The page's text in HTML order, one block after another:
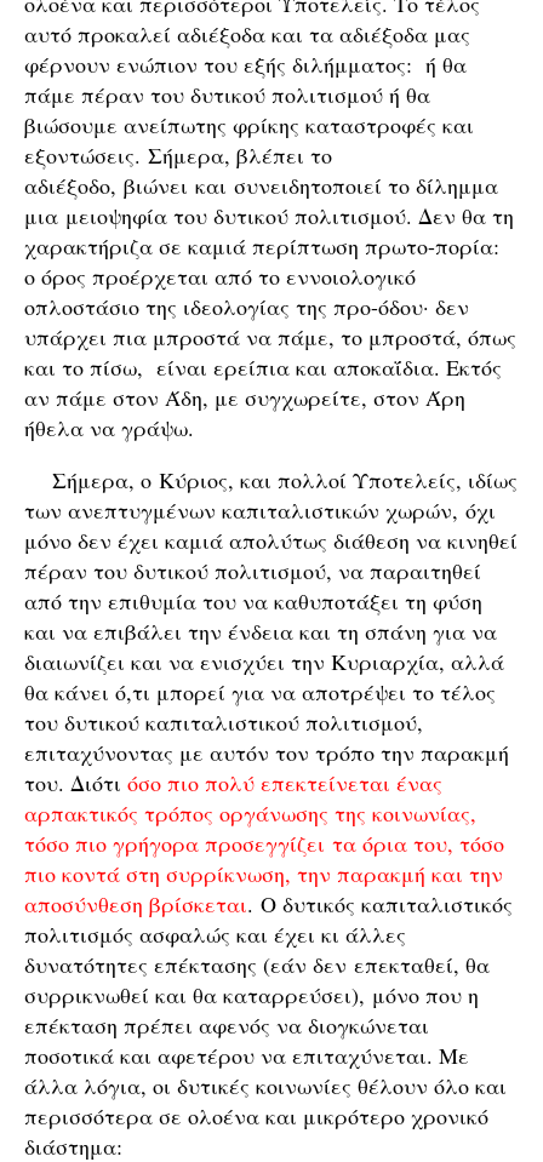
αυτό προκαλεί αδιέξοδα και τα αδιέξοδα μας
φέρνουν ενώπιον του εξής διλήμματος: ή θα
πάμε πέραν του δυτικού πολιτισμού ή θα
βιώσουμε ανείπωτης φρίκης καταστροφές και
εξοντώσεις. Σήμερα, βλέπει το
αδιέξοδο, βιώνει και συνειδητοποιεί το δίλημμα
μια μειοψηφία του δυτικού πολιτισμού. Δεν θα τη
χαρακτήριζα σε καμιά περίπτωση πρωτο-πορία:
ο όρος προέρχεται από το εννοιολογικό
οπλοστάσιο της ιδεολογίας της προ-όδου· δεν
υπάρχει πια μπροστά να πάμε, το μπροστά, όπως
και το πίσω, είναι ερείπια και αποκαΐδια. Εκτός
αν πάμε στον Άδη, με συγχωρείτε, στον Άρη
ήθελα να γράψω.
Σήμερα, ο Κύριος, και πολλοί Υποτελείς, ιδίως
των ανεπτυγμένων καπιταλιστικών χωρών, όχι
μόνο δεν έχει καμιά απολύτως διάθεση να κινηθεί
πέραν του δυτικού πολιτισμού, να παραιτηθεί
από την επιθυμία του να καθυποτάξει τη φύση
και να επιβάλει την ένδεια και τη σπάνη για να
διαιωνίζει και να ενισχύει την Κυριαρχία, αλλά
θα κάνει ό,τι μπορεί για να αποτρέψει το τέλος
του δυτικού καπιταλιστικού πολιτισμού,
επιταχύνοντας με αυτόν τον τρόπο την παρακμή
του. Διότι όσο πιο πολύ επεκτείνεται ένας
αρπακτικός τρόπος οργάνωσης της κοινωνίας,
τόσο πιο γρήγορα προσεγγίζει τα όρια του, τόσο
πιο κοντά στη συρρίκνωση, την παρακμή και την
αποσύνθεση βρίσκεται. Ο δυτικός καπιταλιστικός
πολιτισμός ασφαλώς και έχει κι άλλες
δυνατότητες επέκτασης (εάν δεν επεκταθεί, θα
συρρικνωθεί και θα καταρρεύσει), μόνο που η
επέκταση πρέπει αφενός να διογκώνεται
ποσοτικά και αφετέρου να επιταχύνεται. Με
άλλα λόγια, οι δυτικές κοινωνίες θέλουν όλο και
περισσότερα σε ολοένα και μικρότερο χρονικό
διάστημα: